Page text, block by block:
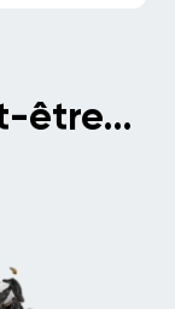
être…